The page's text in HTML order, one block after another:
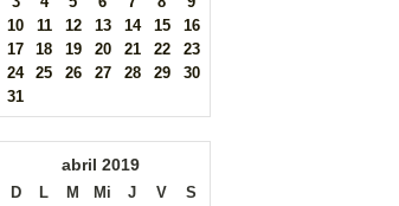
10
11 12 13 14 15
16
17
18 19 20 21 22
23
24
25 26 27 28 29
30
31
abril 2019
D L M Mi J V
S